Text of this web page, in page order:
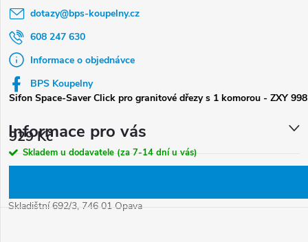
Sifon Space-Saver Click pro granitové dřezy s 1 komorou - ZXY
929 Kč
Skladem u dodavatele (za 7-14 dní u vás)
dotazy@bps-koupelny.cz
608 247 630
Informace o objednávce
BPS Koupelny
Informace pro vás
Skladištní 692/3, 746 01 Opava